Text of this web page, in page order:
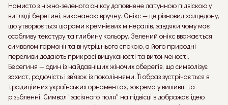
Намисто з ніжно-зеленого оніксу доповнене латунною підвіскою у
вигляді берегині, виконаною вручну. Онікс — це різновид халцедону,
що утворюється шарами кремнієвих мінералів, завдяки чому має
особливу текстуру та глибину кольору. Зелений онікс вважається
символом гармонії та внутрішнього спокою, а його природні
переливи додають прикрасі вишуканості та витонченості.
Берегиня — один із найдавніших жіночих оберегів, що символізує
захист, родючість і зв’язок із поколіннями. Її образ зустрічається в
традиційних українських орнаментах, зокрема у вишивці та
різьбленні. Символ "засіяного поля" на підвісці відображає ідею